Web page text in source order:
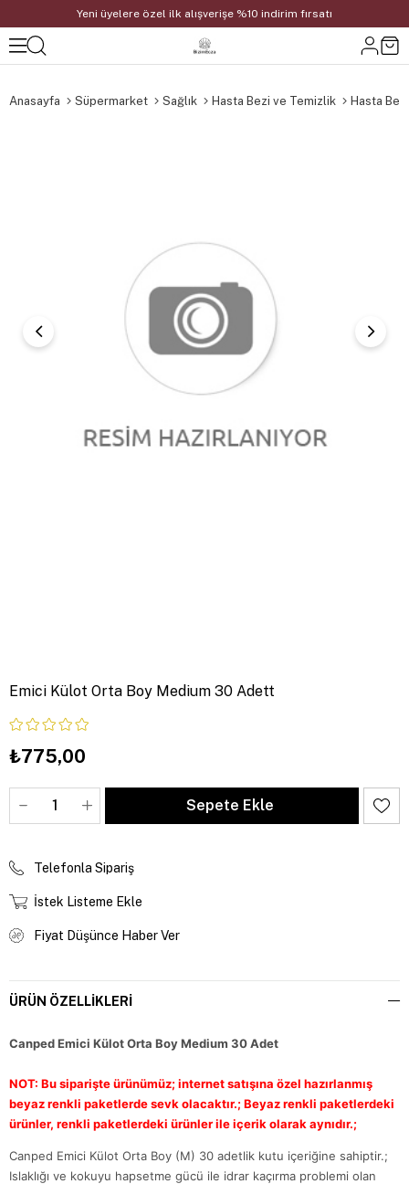
Yeni üyelere özel ilk alışverişe %10 indirim fırsatı
Anasayfa Süpermarket Sağlık Hasta Bezi ve Temizlik Hasta Bezi
Emici Külot Orta Boy Medium 30 Adett
₺775,00
Telefonla Sipariş
İstek Listeme Ekle
Fiyat Düşünce Haber Ver
ÜRÜN ÖZELLIKLERI
Canped Emici Külot Orta Boy Medium 30 Adet
NOT: Bu siparişte ürünümüz; internet satışına özel hazırlanmış
beyaz renkli paketlerde sevk olacaktır.; Beyaz renkli paketlerdeki
ürünler, renkli paketlerdeki ürünler ile içerik olarak aynıdır.;
Canped Emici Külot Orta Boy (M) 30 adetlik kutu içeriğine sahiptir.;
Islaklığı ve kokuyu hapsetme gücü ile idrar kaçırma problemi olan